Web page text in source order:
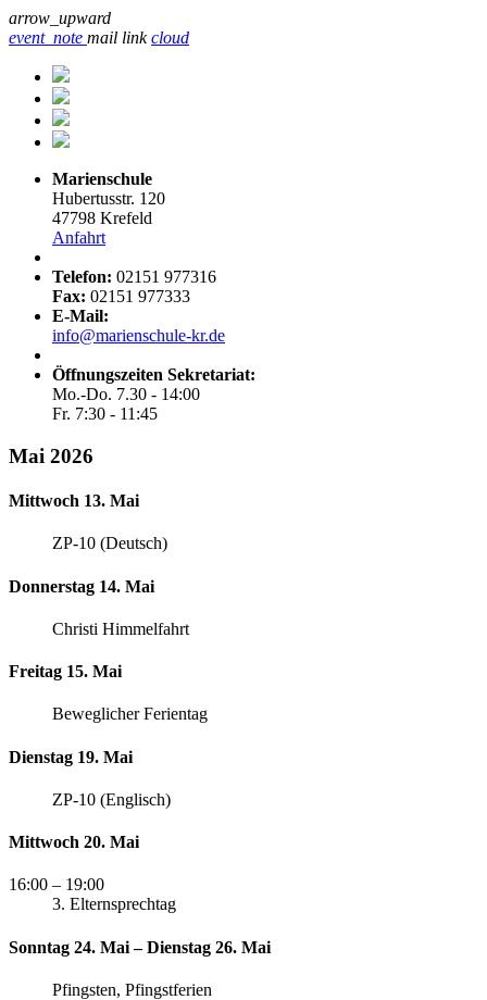
arrow_upward
event_note mail link cloud
Marienschule
Hubertusstr. 120
47798 Krefeld
Anfahrt
Telefon: 02151 977316
Fax: 02151 977333
E-Mail:
info@marienschule-kr.de
Öffnungszeiten Sekretariat:
Mo.-Do. 7.30 - 14:00
Fr. 7:30 - 11:45
Mai 2026
Mittwoch 13. Mai
ZP-10 (Deutsch)
Donnerstag 14. Mai
Christi Himmelfahrt
Freitag 15. Mai
Beweglicher Ferientag
Dienstag 19. Mai
ZP-10 (Englisch)
Mittwoch 20. Mai
16:00 – 19:00
3. Elternsprechtag
Sonntag 24. Mai – Dienstag 26. Mai
Pfingsten, Pfingstferien